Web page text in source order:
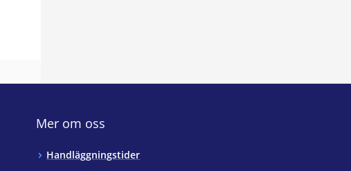
Mer om oss
Handläggningstider